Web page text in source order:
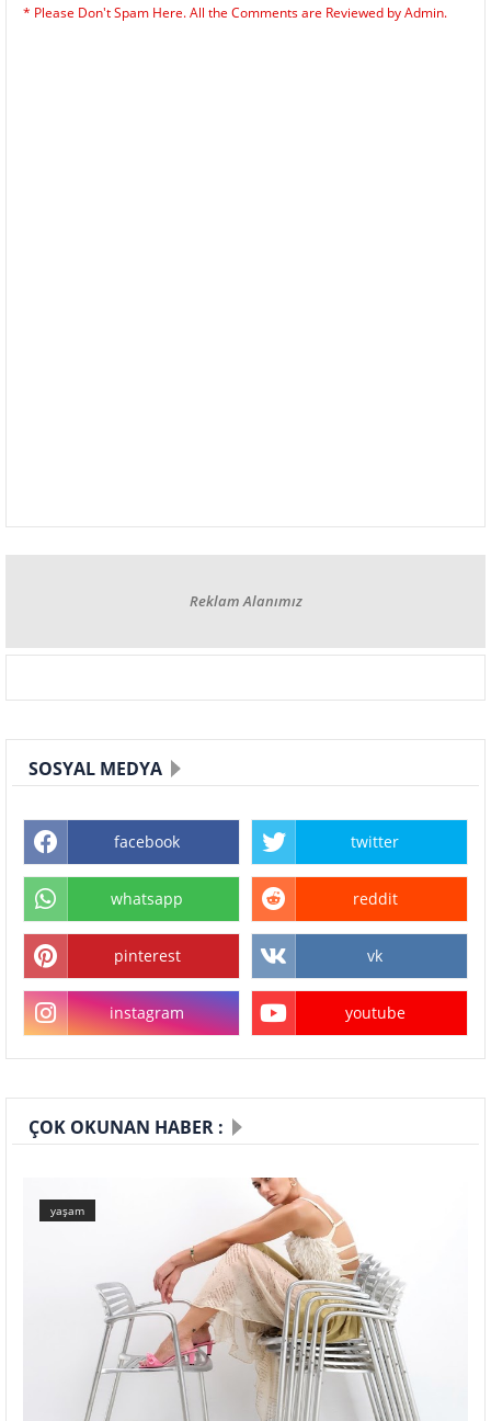
* Please Don't Spam Here. All the Comments are Reviewed by Admin.
Reklam Alanımız
SOSYAL MEDYA
facebook twitter
whatsapp reddit
pinterest vk
instagram youtube
ÇOK OKUNAN HABER :
yaşam